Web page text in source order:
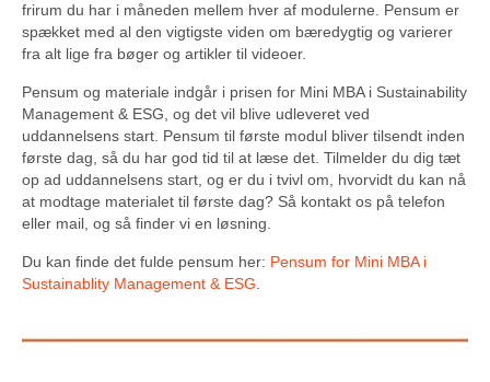
frirum du har i måneden mellem hver af modulerne. Pensum er
spækket med al den vigtigste viden om bæredygtig og varierer
fra alt lige fra bøger og artikler til videoer.
Pensum og materiale indgår i prisen for Mini MBA i Sustainability
Management & ESG, og det vil blive udleveret ved
uddannelsens start. Pensum til første modul bliver tilsendt inden
første dag, så du har god tid til at læse det. Tilmelder du dig tæt
op ad uddannelsens start, og er du i tvivl om, hvorvidt du kan nå
at modtage materialet til første dag? Så kontakt os på telefon
eller mail, og så finder vi en løsning.
Du kan finde det fulde pensum her: Pensum for Mini MBA i
Sustainablity Management & ESG